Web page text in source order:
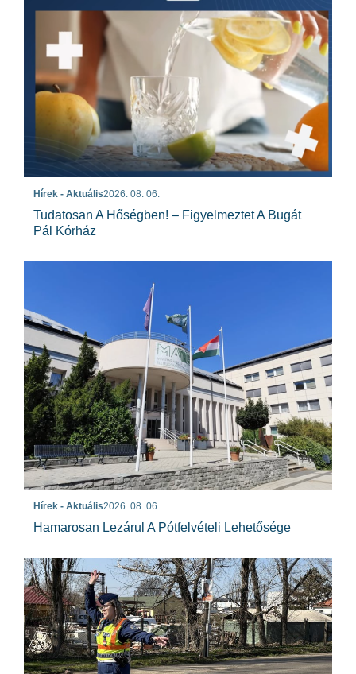
Hírek - Aktuális2026. 08. 06.
Tudatosan A Hőségben! – Figyelmeztet A Bugát
Pál Kórház
Hírek - Aktuális2026. 08. 06.
Hamarosan Lezárul A Pótfelvételi Lehetősége